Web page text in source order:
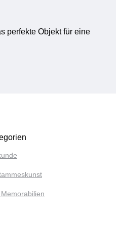
perfekte Objekt für eine